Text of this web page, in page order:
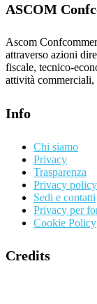
ASCOM
Ascom
attraverso azioni
fiscale, tecnico-
attività
Info
Chi siamo
Privacy
Trasparenza
Privacy
Sedi e contatti
Privacy per
Cookie Policy
Credits